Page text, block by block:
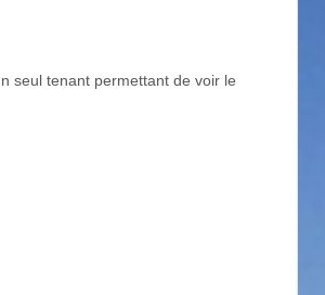
seul tenant permettant de voir le